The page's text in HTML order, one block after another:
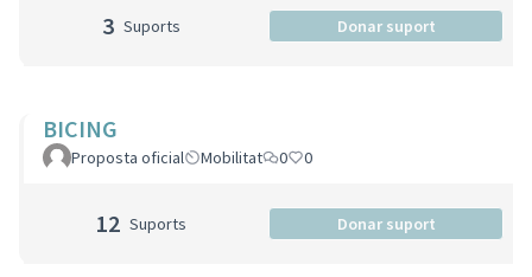
3 Suports Donar suport
BICING
Proposta oficial Mobilitat 0 0
12 Suports Donar suport